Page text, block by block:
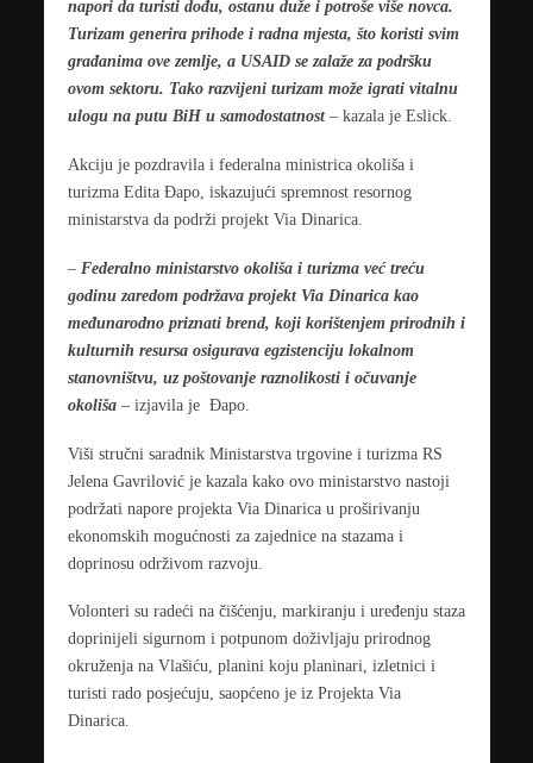
napori da turisti dođu, ostanu duže i potroše više novca.
Turizam generira prihode i radna mjesta, što koristi svim
građanima ove zemlje, a USAID se zalaže za podršku
ovom sektoru. Tako razvijeni turizam može igrati vitalnu
ulogu na putu BiH u samodostatnost– kazala je Eslick.
Akciju je pozdravila i federalna ministrica okoliša i
turizma Edita Đapo, iskazujući spremnost resornog
ministarstva da podrži projekt Via Dinarica.
– Federalno ministarstvo okoliša i turizma već treću
godinu zaredom podržava projekt Via Dinarica kao
međunarodno priznati brend, koji korištenjem prirodnih i
kulturnih resursa osigurava egzistenciju lokalnom
stanovništvu, uz poštovanje raznolikosti i očuvanje
okoliša– izjavila je Đapo.
Viši stručni saradnik Ministarstva trgovine i turizma RS
Jelena Gavrilović je kazala kako ovo ministarstvo nastoji
podržati napore projekta Via Dinarica u proširivanju
ekonomskih mogućnosti za zajednice na stazama i
doprinosu održivom razvoju.
Volonteri su radeći na čišćenju, markiranju i uređenju staza
doprinijeli sigurnom i potpunom doživljaju prirodnog
okruženja na Vlašiću, planini koju planinari, izletnici i
turisti rado posjećuju, saopćeno je iz Projekta Via
Dinarica.